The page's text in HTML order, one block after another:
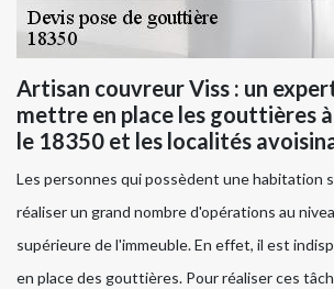
Artisan couvreur Viss : un
mettre en place les gouttières
le 18350 et les localités
Les personnes qui possèdent une habitation
réaliser un grand nombre d'opérations au
supérieure de l'immeuble. En effet, il est
en place des gouttières. Pour réaliser ces